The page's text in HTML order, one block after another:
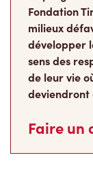
milieux
développer
sens des
de leur vie
deviendront
Faire